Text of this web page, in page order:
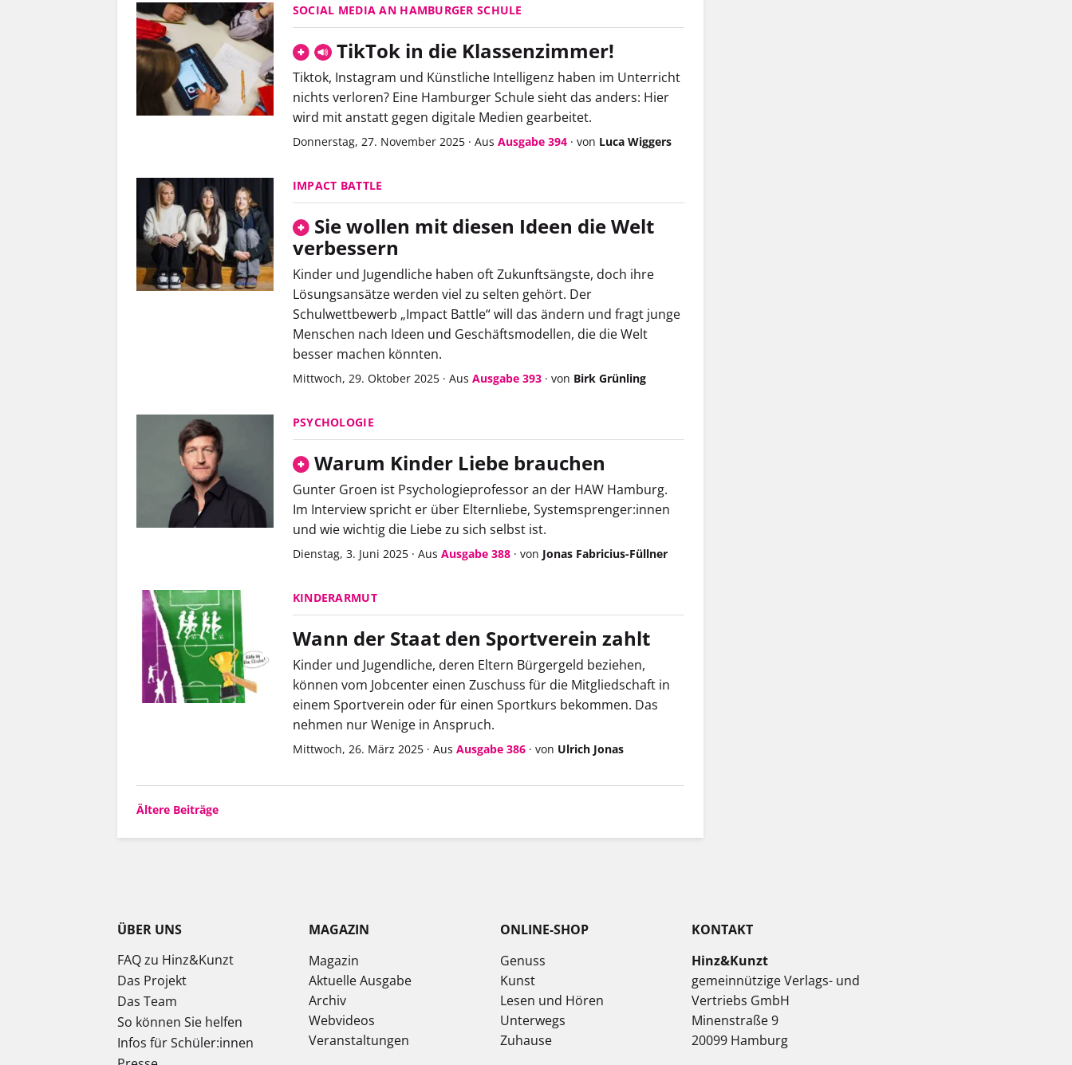
SOCIAL MEDIA AN HAMBURGER SCHULE
TikTok in die Klassenzimmer!
Tiktok, Instagram und Künstliche Intelligenz haben im Unterricht
nichts verloren? Eine Hamburger Schule sieht das anders: Hier
wird mit anstatt gegen digitale Medien gearbeitet.
Donnerstag, 27. November 2025· Aus Ausgabe 394 · von Luca Wiggers
IMPACT BATTLE
Sie wollen mit diesen Ideen die Welt
verbessern
Kinder und Jugendliche haben oft Zukunftsängste, doch ihre
Lösungsansätze werden viel zu selten gehört. Der
Schulwettbewerb „Impact Battle“ will das ändern und fragt junge
Menschen nach Ideen und Geschäftsmodellen, die die Welt
besser machen könnten.
Mittwoch, 29. Oktober 2025· Aus Ausgabe 393 · von Birk Grünling
PSYCHOLOGIE
Warum Kinder Liebe brauchen
Gunter Groen ist Psychologieprofessor an der HAW Hamburg.
Im Interview spricht er über Elternliebe, Systemsprenger:innen
und wie wichtig die Liebe zu sich selbst ist.
Dienstag, 3. Juni 2025· Aus Ausgabe 388 · von Jonas Fabricius-Füllner
KINDERARMUT
Wann der Staat den Sportverein zahlt
Kinder und Jugendliche, deren Eltern Bürgergeld beziehen,
können vom Jobcenter einen Zuschuss für die Mitgliedschaft in
einem Sportverein oder für einen Sportkurs bekommen. Das
nehmen nur Wenige in Anspruch.
Mittwoch, 26. März 2025· Aus Ausgabe 386 · von Ulrich Jonas
Beitragsnavigation
Ältere Beiträge
ÜBER UNS
FAQ zu Hinz&Kunzt
Das Projekt
Das Team
So können Sie helfen
Infos für Schüler:innen
MAGAZIN
Magazin
Aktuelle Ausgabe
Archiv
Webvideos
Veranstaltungen
ONLINE-SHOP
Genuss
Kunst
Lesen und Hören
Unterwegs
Zuhause
KONTAKT
Hinz&Kunzt
gemeinnützige Verlags- und
Vertriebs GmbH
Minenstraße 9
20099 Hamburg